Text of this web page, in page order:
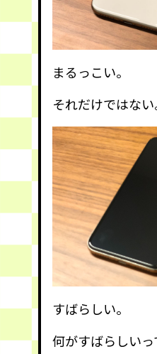
まるっこい。
それだけではない
すばらしい。
何がすばらしいっ